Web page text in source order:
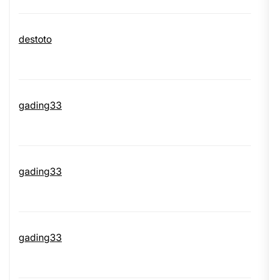
destoto
gading33
gading33
gading33